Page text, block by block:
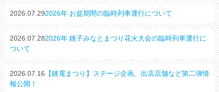
2026.07.292026年 お盆期間の臨時列車運行について
2026.07.282026年 銚子みなとまつり花火大会の臨時列車運行に
ついて
2026.07.16 【銚電まつり】ステージ企画、出店店舗など第二弾情
報公開！